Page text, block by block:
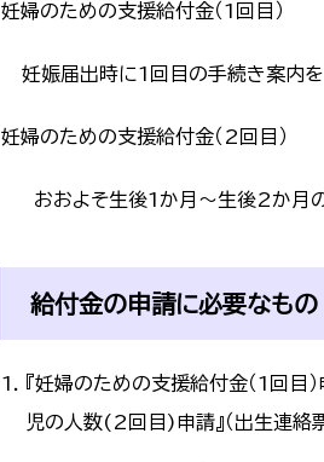
妊婦のための支援給付金（1回目）
妊娠届出時に1回目の手続き案内を
妊婦のための支援給付金（2回目）
おおよそ生後1か月～生後2か月の
給付金の申請に必要なもの
『妊婦のための支援給付金（1
児の人数(2回目)申請』（出生連絡